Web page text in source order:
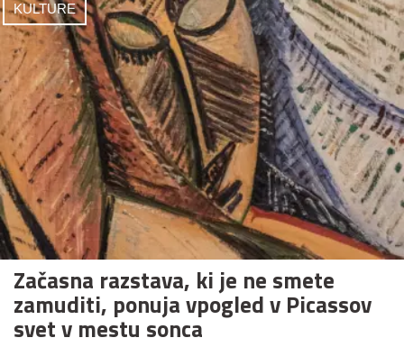
KULTURE
Začasna razstava, ki je ne smete
zamuditi, ponuja vpogled v Picassov
svet v mestu sonca